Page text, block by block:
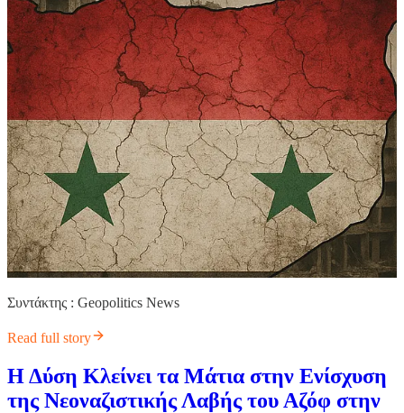
Συντάκτης : Geopolitics News
Read full story
Η Δύση Κλείνει τα Μάτια στην Ενίσχυση
της Νεοναζιστικής Λαβής του Αζόφ στην